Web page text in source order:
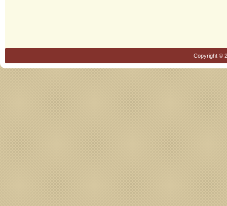
Copyright ©